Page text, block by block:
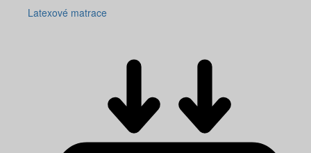
Latexové matrace